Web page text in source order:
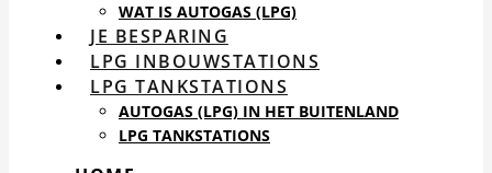
WAT IS AUTOGAS (LPG)
JE BESPARING
LPG INBOUWSTATIONS
LPG TANKSTATIONS
AUTOGAS (LPG) IN HET BUITENLAND
LPG TANKSTATIONS